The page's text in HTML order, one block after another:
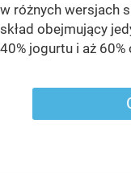
w różnych wersjach
skład obejmujący
40% jogurtu i aż